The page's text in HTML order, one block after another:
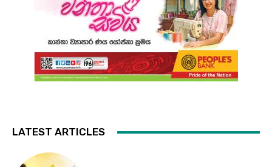
LATEST ARTICLES